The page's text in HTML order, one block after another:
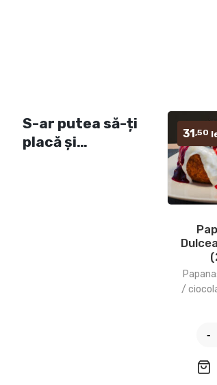
S-ar putea să-ți
placă și…
/
31 ,50